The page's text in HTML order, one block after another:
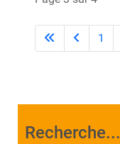
1
Recherche...